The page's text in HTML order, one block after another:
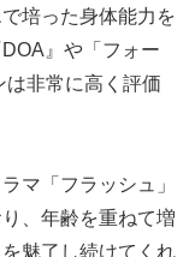
培った身体能力を
』や「フォー
は非常に高く評価
マ「フラッシュ」
、年齢を重ねて増
魅了し続けてくれ